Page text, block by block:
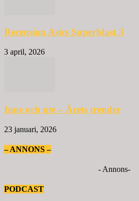
Recension Asics Superblast 3
3 april, 2026
Inne och ute – Årets trender
23 januari, 2026
– ANNONS –
- Annons-
PODCAST